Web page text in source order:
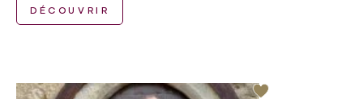
DÉCOUVRIR